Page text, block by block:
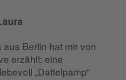
Berlin hat mir von
erzählt: eine
„Dattelpamp“